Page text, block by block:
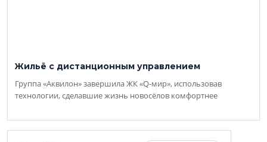
Жильё с дистанционным управлением
Группа «Аквилон» завершила ЖК «Q-мир», использовав
технологии, сделавшие жизнь новосёлов комфортнее